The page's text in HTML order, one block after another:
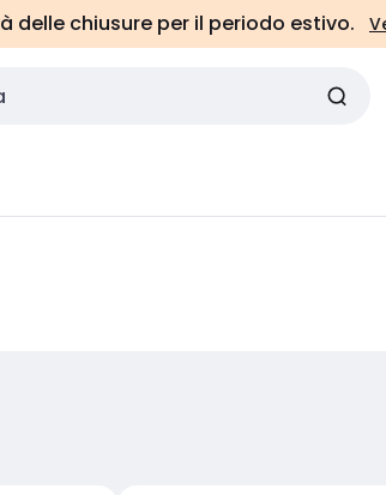
delle chiusure per il periodo estivo.